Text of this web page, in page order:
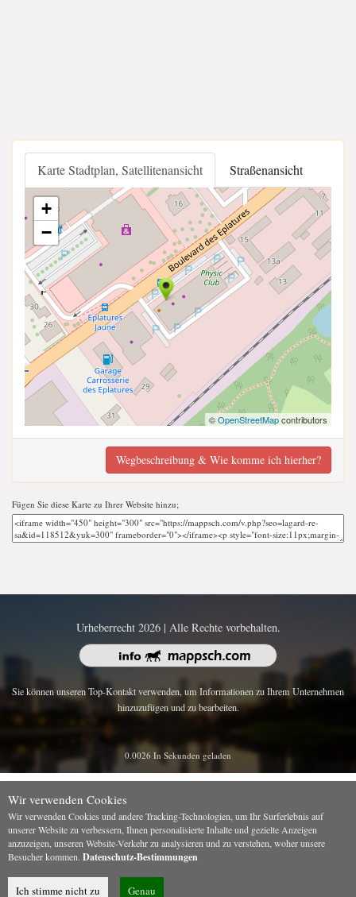
Karte Stadtplan, Satellitenansicht Straßenansicht
+
−
©OpenStreetMapcontributors
Wegbeschreibung & Wie komme ich hierher?
Fügen Sie diese Karte zu Ihrer Website hinzu;
Urheberrecht 2026 | Alle Rechte vorbehalten.
Sie können unseren Top-Kontakt verwenden, um Informationen zu Ihrem Unternehmen
hinzuzufügen und zu bearbeiten.
0.0026 In Sekunden geladen
Wir verwenden Cookies
Wir verwenden Cookies und andere Tracking-Technologien, um Ihr Surferlebnis auf
unserer Website zu verbessern, Ihnen personalisierte Inhalte und gezielte Anzeigen
anzuzeigen, unseren Website-Verkehr zu analysieren und zu verstehen, woher unsere
Besucher kommen. Datenschutz-Bestimmungen
Ich stimme nicht zu Genau